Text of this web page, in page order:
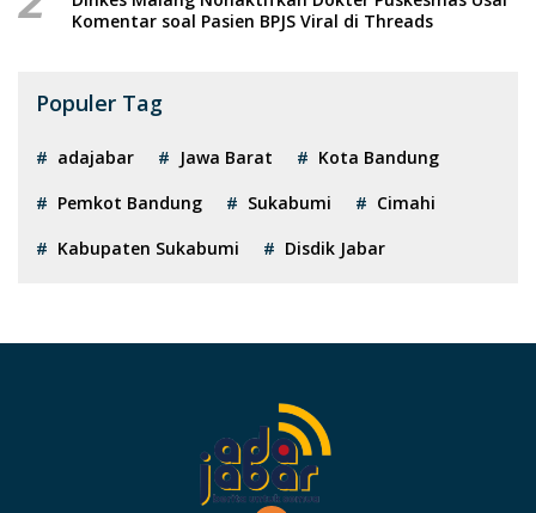
Komentar soal Pasien BPJS Viral di Threads
Populer Tag
adajabar Jawa Barat
Kota Bandung
Pemkot Bandung
Sukabumi
Cimahi
Kabupaten Sukabumi
Disdik Jabar